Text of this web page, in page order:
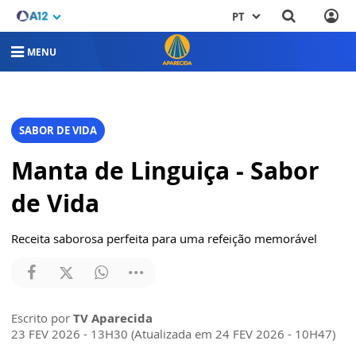
PT
MENU
SABOR DE VIDA
Manta de Linguiça - Sabor
de Vida
Receita saborosa perfeita para uma refeição memorável
Escrito por TV Aparecida
23 FEV 2026 - 13H30 (Atualizada em 24 FEV 2026 - 10H47)